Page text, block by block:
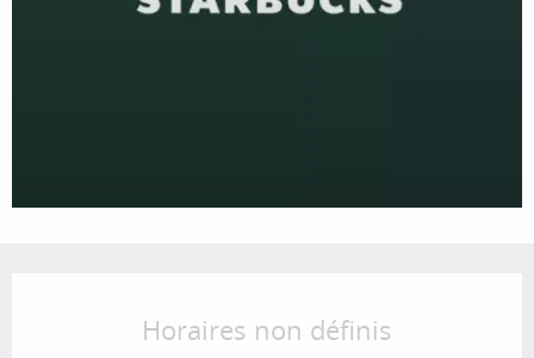
Horaires non définis